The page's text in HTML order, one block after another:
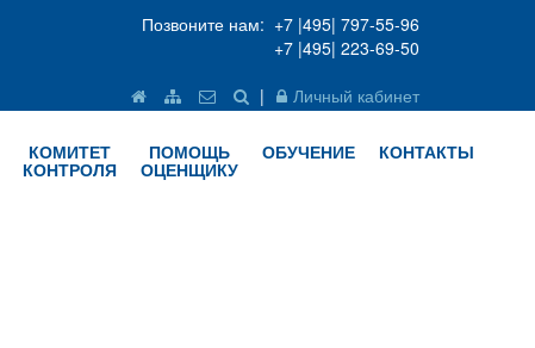
Позвоните нам: +7 |495| 797-55-96
+7 |495| 223-69-50
|
Личный кабинет
КОМИТЕТ
КОНТРОЛЯ
ПОМОЩЬ
ОЦЕНЩИКУ
ОБУЧЕНИЕ КОНТАКТЫ